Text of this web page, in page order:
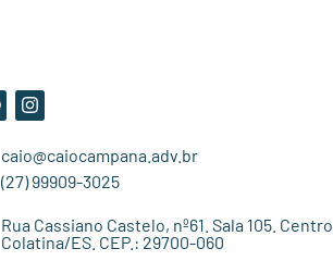
caio@caiocampana.adv.br
(27) 99909-3025
Rua Cassiano Castelo, nº61. Sala 105. Centro.
Colatina/ES. CEP.: 29700-060